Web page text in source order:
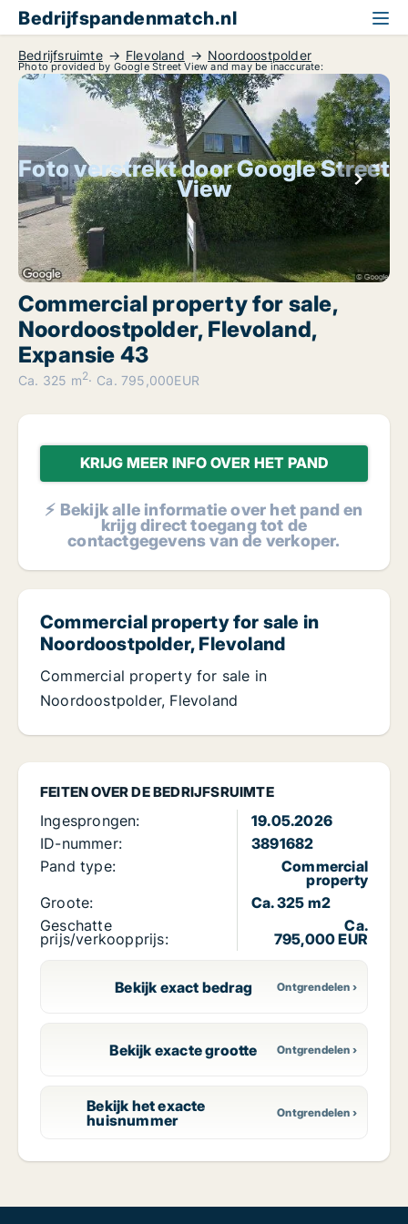
Bedrijfspandenmatch.nl
Bedrijfsruimte Flevoland Noordoostpolder
Photo provided by Google Street View and may be inaccurate:
Foto verstrekt door Google Street
View
Commercial property for sale,
Noordoostpolder, Flevoland,
Expansie 43
Ca. 325 m2 Ca. 795,000EUR
KRIJG MEER INFO OVER HET PAND
⚡ Bekijk alle informatie over het pand en
krijg direct toegang tot de
contactgegevens van de verkoper.
FEITEN OVER DE BEDRIJFSRUIMTE
Ingesprongen:
19.05.2026
ID-nummer:
3891682
Pand type:
Commercial
property
Groote:
Ca. 325 m2
Geschatte
prijs/verkoopprijs:
Ca.
795,000 EUR
Bekijk exact bedrag
Bekijk exacte grootte
Bekijk het exacte
huisnummer
Commercial property for sale in
Noordoostpolder, Flevoland
Commercial property for sale in
Noordoostpolder, Flevoland